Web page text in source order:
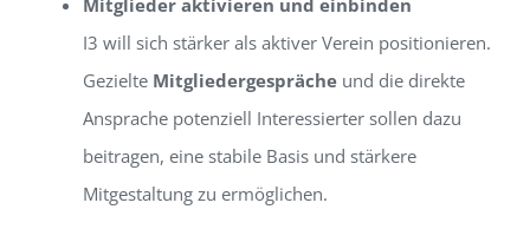
Mitglieder aktivieren und einbinden
I3 will sich stärker als aktiver Verein positionieren.
Gezielte Mitgliedergesprächeund die direkte
Ansprache potenziell Interessierter sollen dazu
beitragen, eine stabile Basis und stärkere
Mitgestaltung zu ermöglichen.